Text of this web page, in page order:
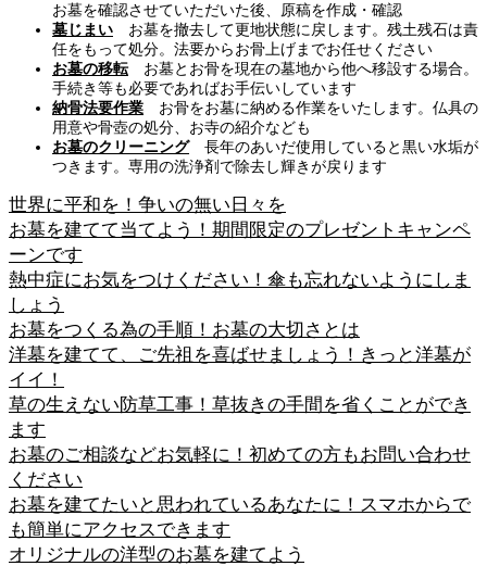
お墓を確認させていただいた後、原稿を作成・確認
墓じまい お墓を撤去して更地状態に戻します。残土残石は責
任をもって処分。法要からお骨上げまでお任せください
お墓の移転お墓とお骨を現在の墓地から他へ移設する場合。
手続き等も必要であればお手伝いしています
納骨法要作業 お骨をお墓に納める作業をいたします。仏具の
用意や骨壺の処分、お寺の紹介なども
お墓のクリーニング長年のあいだ使用していると黒い水垢が
つきます。専用の洗浄剤で除去し輝きが戻ります
世界に平和を！争いの無い日々を
お墓を建てて当てよう！期間限定のプレゼントキャンペ
ーンです
熱中症にお気をつけください！傘も忘れないようにしま
しょう
お墓をつくる為の手順！お墓の大切さとは
洋墓を建てて、ご先祖を喜ばせましょう！きっと洋墓が
イイ！
草の生えない防草工事！草抜きの手間を省くことができ
ます
お墓のご相談などお気軽に！初めての方もお問い合わせ
ください
お墓を建てたいと思われているあなたに！スマホからで
も簡単にアクセスできます
オリジナルの洋型のお墓を建てよう